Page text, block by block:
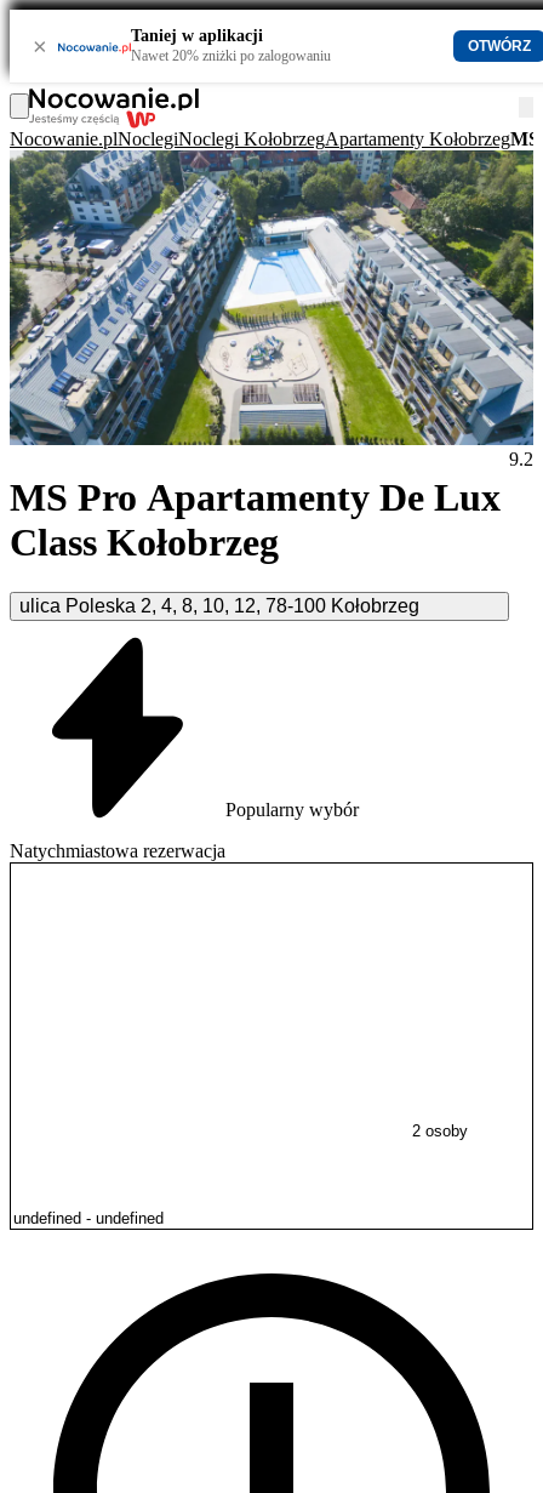
× Taniej w aplikacji
Nawet 20% zniżki po zalogowaniu
OTWÓRZ
Nocowanie.plNoclegiNoclegi KołobrzegApartamenty KołobrzegMS
MS Pro Apartamenty De Lux
Class Kołobrzeg
ulica Poleska 2, 4, 8, 10, 12, 78-100 Kołobrzeg
9.2
Natychmiastowa rezerwacja
Popularny wybór
2 osoby